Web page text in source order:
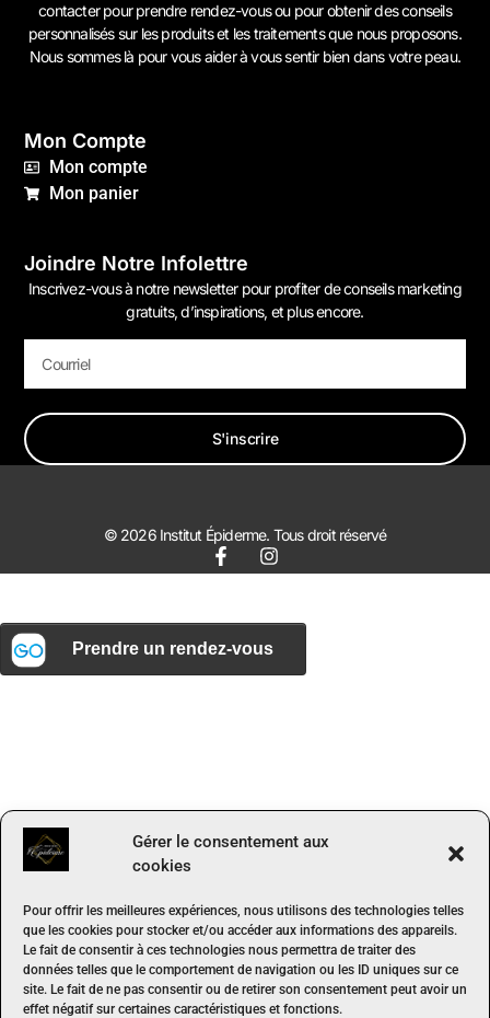
Gérer le consentement aux
cookies
Pour offrir les meilleures expériences, nous utilisons des technologies telles
que les cookies pour stocker et/ou accéder aux informations des appareils.
Le fait de consentir à ces technologies nous permettra de traiter des
données telles que le comportement de navigation ou les ID uniques sur ce
site. Le fait de ne pas consentir ou de retirer son consentement peut avoir un
effet négatif sur certaines caractéristiques et fonctions.
contacterpour prendre rendez-vous ou pour obtenir des conseils
personnalisés sur les produits et les traitements que nous proposons.
Nous sommes là pour vous aider à vous sentir bien dans votre peau.
Mon Compte
Mon compte
Mon panier
Joindre Notre Infolettre
Inscrivez-vous à notre newsletter pour profiter de conseils marketing
gratuits, d’inspirations, et plus encore.
S'inscrire
© 2026 Institut Épiderme. Tous droit réservé